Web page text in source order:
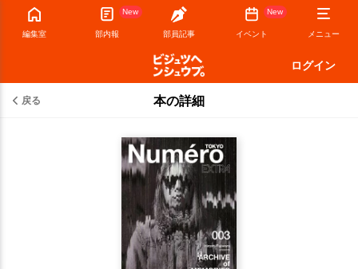
編集室
New
部内報 部員記事
New
イベント メニュー
ログイン
戻る 本の詳細